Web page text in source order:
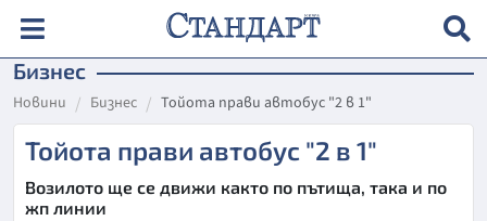
Бизнес
Новини Бизнес Тойота прави автобус "2 в 1"
Тойота прави автобус "2 в 1"
Возилото ще се движи както по пътища, така и по
жп линии